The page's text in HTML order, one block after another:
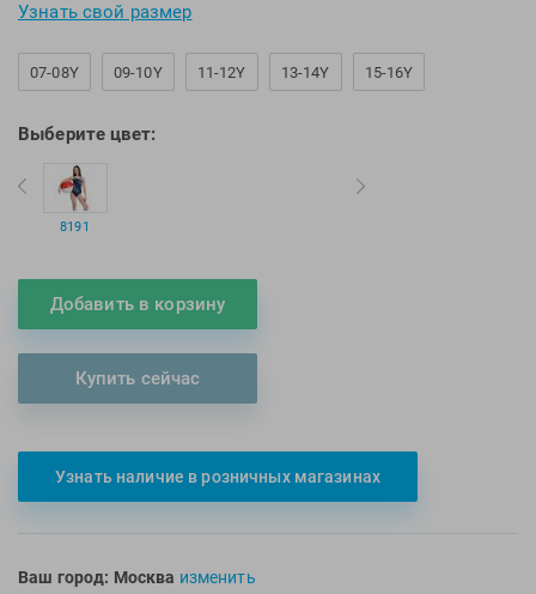
Michael Phelps
Mizuno
Morevna
Mosconi
Multipower
Nike
Oness Sport
Onitsuka Tiger
Paterra
Saucony
SiS
Tekmar
Torres
Triswim
Turbo
Узнать свой размер
07-08Y 09-10Y 11-12Y 13-14Y 15-16Y
Выберите цвет:
8191
Добавить в корзину
Купить сейчас
Узнать наличие в розничных магазинах
Ваш город: Москва изменить